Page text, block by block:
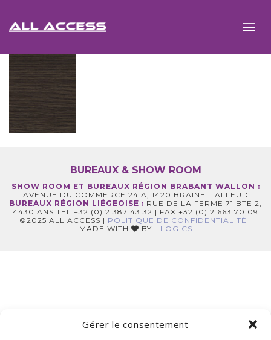
Gérer le consentement
BUREAUX & SHOW ROOM
SHOW ROOM ET BUREAUX RÉGION BRABANT WALLON :
AVENUE DU COMMERCE 24 A, 1420 BRAINE L'ALLEUD
BUREAUX RÉGION LIÉGEOISE : RUE DE LA FERME 71 BTE 2,
4430 ANS TEL +32 (0) 2 387 43 32 | FAX +32 (0) 2 663 70 09
©2025 ALL ACCESS | POLITIQUE DE CONFIDENTIALITÉ |
MADE WITH
BY I-LOGICS